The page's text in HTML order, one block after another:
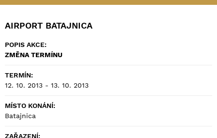
AIRPORT BATAJNICA
POPIS AKCE:
ZMĚNA TERMÍNU
TERMÍN:
12. 10. 2013 - 13. 10. 2013
MÍSTO KONÁNÍ:
Batajnica
ZAŘAZENÍ: